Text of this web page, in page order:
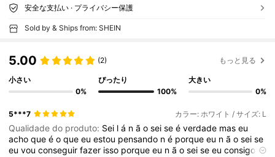
安全な支払い · プライバシー保護
Sold by & Ships from: SHEIN
5.00 (2) もっと見る
小さい
0%
ぴったり
100%
大きい
0%
5***7 カラー: ホワイト / サイズ: L
Qualidade do produto: Sei lá nãoseiseéverdade maseu
achoqueéoqueeuestou pensando né porqueeu nãoseise
euvouconseguirfazer isso porqueeu nãoseiseeuconsigo